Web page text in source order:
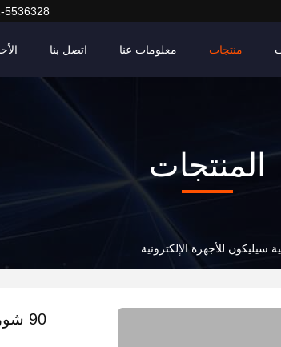
5536328
منتجات معلومات عنا اتصل بنا
المنتجات
90